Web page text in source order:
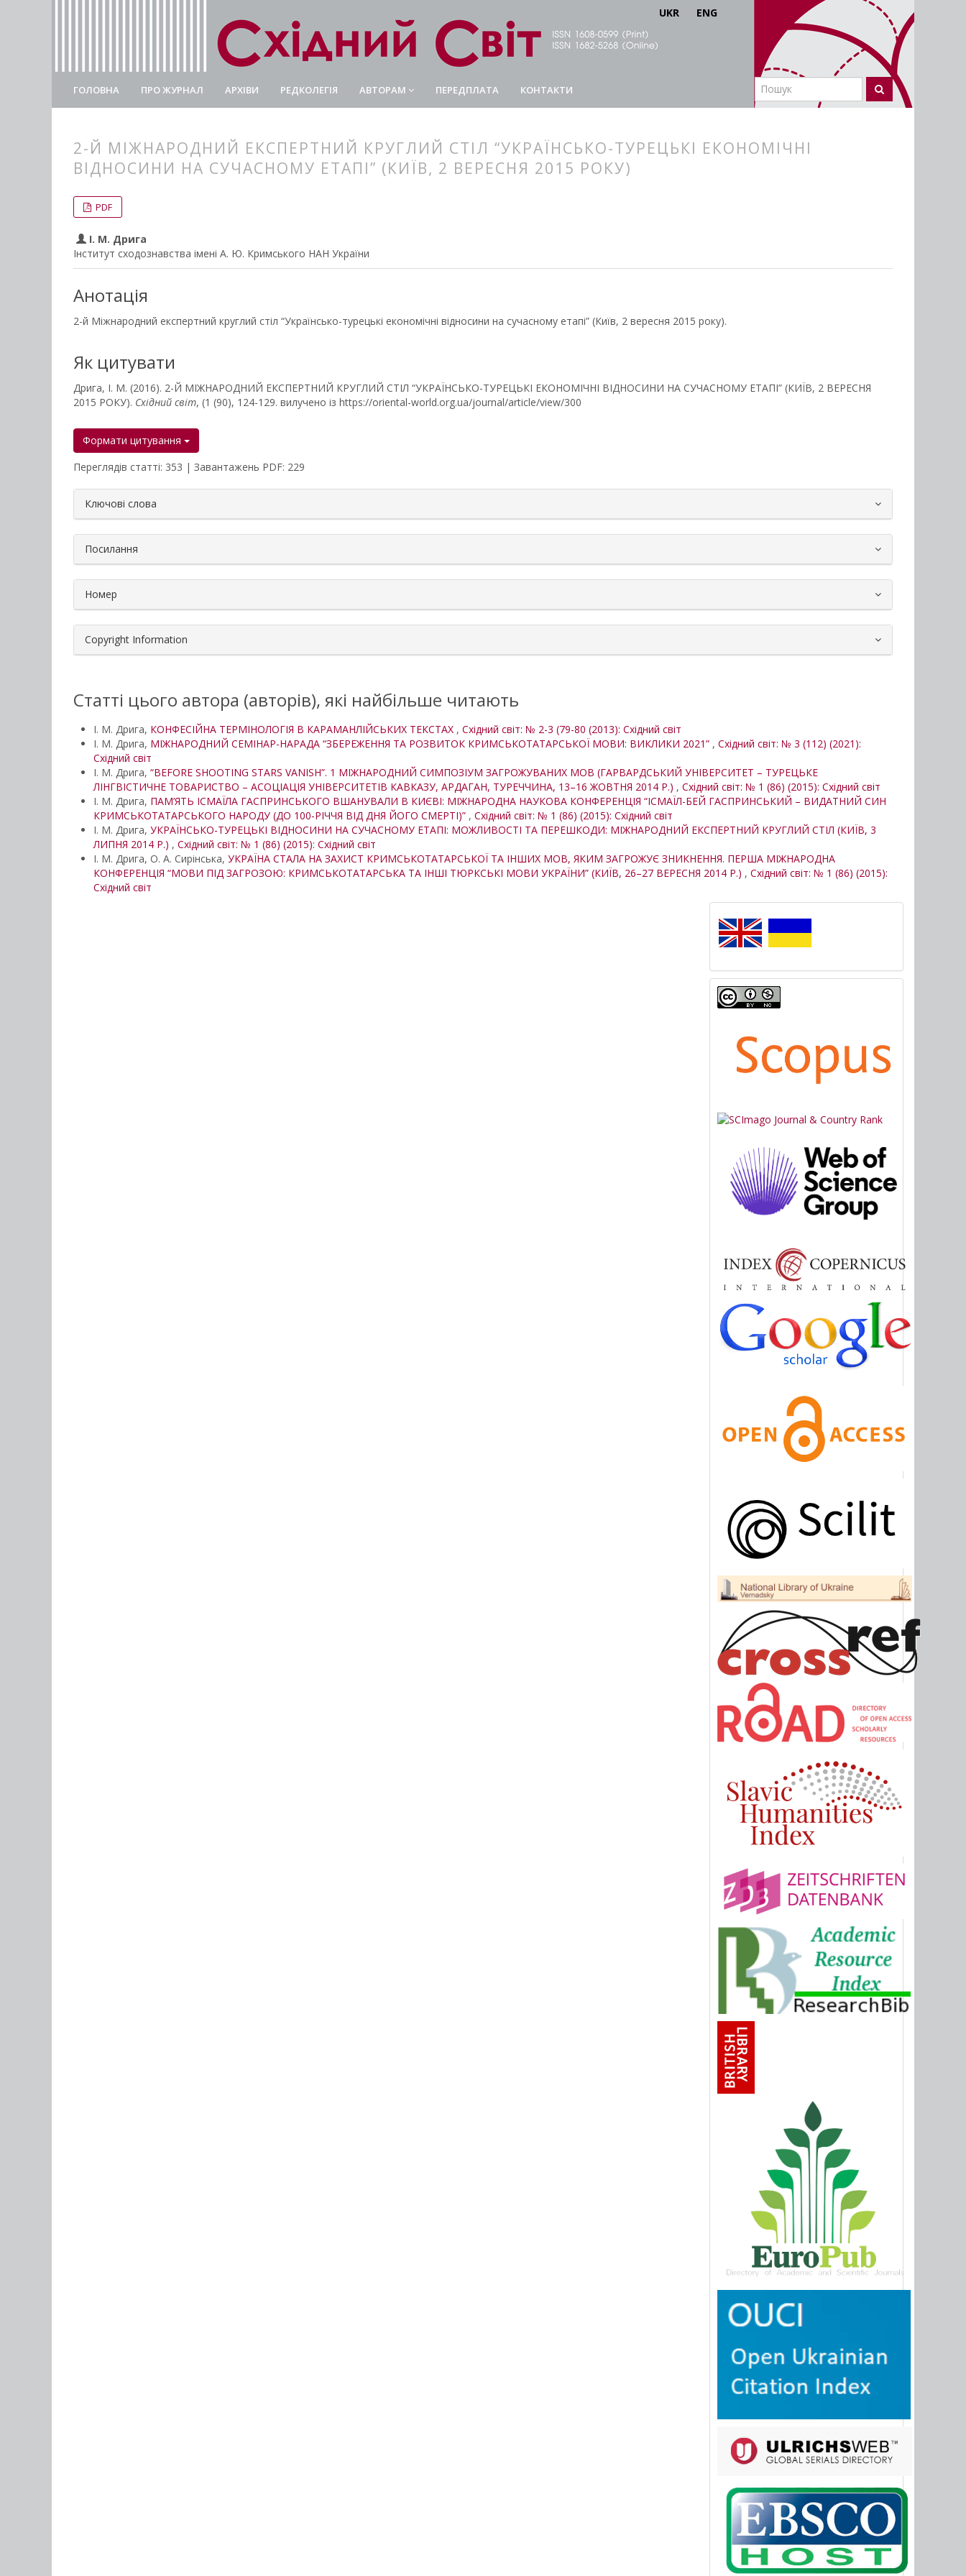
UKR ENG
ГОЛОВНА ПРО ЖУРНАЛ АРХІВИ РЕДКОЛЕГІЯ АВТОРАМ ПЕРЕДПЛАТА КОНТАКТИ
2-Й МІЖНАРОДНИЙ ЕКСПЕРТНИЙ КРУГЛИЙ СТІЛ “УКРАЇНСЬКО-ТУРЕЦЬКІ ЕКОНОМІЧНІ
ВІДНОСИНИ НА СУЧАСНОМУ ЕТАПІ” (КИЇВ, 2 ВЕРЕСНЯ 2015 РОКУ)
##plugins.themes.bootstrap3.article.main##
##plugins.themes.bootstrap3.article.sidebar##
PDF
І. М. Дрига
Інститут сходознавства імені А. Ю. Кримського НАН України
Анотація
2-й Міжнародний експертний круглий стіл “Українсько-турецькі економічні відносини на сучасному етапі” (Київ, 2 вересня 2015 року).
Як цитувати
Дрига, І. М. (2016). 2-Й МІЖНАРОДНИЙ ЕКСПЕРТНИЙ КРУГЛИЙ СТІЛ “УКРАЇНСЬКО-ТУРЕЦЬКІ ЕКОНОМІЧНІ ВІДНОСИНИ НА СУЧАСНОМУ ЕТАПІ” (КИЇВ, 2 ВЕРЕСНЯ
2015 РОКУ). Східний світ, (1 (90), 124-129. вилучено із https://oriental-world.org.ua/journal/article/view/300
Формати цитування
Переглядів статті: 353 | Завантажень PDF: 229
##plugins.themes.bootstrap3.article.details##
Ключові слова
Посилання
Номер
Copyright Information
Статті цього автора (авторів), які найбільше читають
І. М. Дрига, КОНФЕСІЙНА ТЕРМІНОЛОГІЯ В КАРАМАНЛІЙСЬКИХ ТЕКСТАХ , Східний світ: № 2-3 (79-80 (2013): Східний світ
І. М. Дрига, МІЖНАРОДНИЙ СЕМІНАР-НАРАДА “ЗБЕРЕЖЕННЯ ТА РОЗВИТОК КРИМСЬКОТАТАРСЬКОЇ МОВИ: ВИКЛИКИ 2021” , Східний світ: № 3 (112) (2021):
Східний світ
І. М. Дрига, “BEFORE SHOOTING STARS VANISH”. 1 МІЖНАРОДНИЙ СИМПОЗІУМ ЗАГРОЖУВАНИХ МОВ (ГАРВАРДСЬКИЙ УНІВЕРСИТЕТ – ТУРЕЦЬКЕ
ЛІНГВІСТИЧНЕ ТОВАРИСТВО – АСОЦІАЦІЯ УНІВЕРСИТЕТІВ КАВКАЗУ, АРДАГАН, ТУРЕЧЧИНА, 13–16 ЖОВТНЯ 2014 Р.) , Східний світ: № 1 (86) (2015): Східний світ
І. М. Дрига, ПАМ’ЯТЬ ІСМАЇЛА ГАСПРИНСЬКОГО ВШАНУВАЛИ В КИЄВІ: МІЖНАРОДНА НАУКОВА КОНФЕРЕНЦІЯ “ІСМАЇЛ-БЕЙ ГАСПРИНСЬКИЙ – ВИДАТНИЙ СИН
КРИМСЬКОТАТАРСЬКОГО НАРОДУ (ДО 100-РІЧЧЯ ВІД ДНЯ ЙОГО СМЕРТІ)” , Східний світ: № 1 (86) (2015): Східний світ
І. М. Дрига, УКРАЇНСЬКО-ТУРЕЦЬКІ ВІДНОСИНИ НА СУЧАСНОМУ ЕТАПІ: МОЖЛИВОСТІ ТА ПЕРЕШКОДИ: МІЖНАРОДНИЙ ЕКСПЕРТНИЙ КРУГЛИЙ СТІЛ (КИЇВ, 3
ЛИПНЯ 2014 Р.) , Східний світ: № 1 (86) (2015): Східний світ
І. М. Дрига, О. А. Сирінська, УКРАЇНА СТАЛА НА ЗАХИСТ КРИМСЬКОТАТАРСЬКОЇ ТА ІНШИХ МОВ, ЯКИМ ЗАГРОЖУЄ ЗНИКНЕННЯ. ПЕРША МІЖНАРОДНА
КОНФЕРЕНЦІЯ “МОВИ ПІД ЗАГРОЗОЮ: КРИМСЬКОТАТАРСЬКА ТА ІНШІ ТЮРКСЬКІ МОВИ УКРАЇНИ” (КИЇВ, 26–27 ВЕРЕСНЯ 2014 Р.) , Східний світ: № 1 (86) (2015):
Східний світ